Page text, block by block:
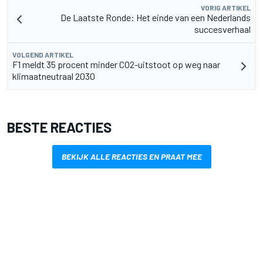
VORIG ARTIKEL
De Laatste Ronde: Het einde van een Nederlands
succesverhaal
VOLGEND ARTIKEL
F1 meldt 35 procent minder CO2-uitstoot op weg naar
klimaatneutraal 2030
BESTE REACTIES
BEKIJK ALLE REACTIES EN PRAAT MEE